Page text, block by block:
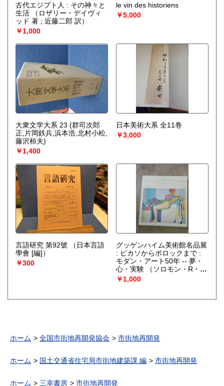
古代エジプト人 : その神々と
生活
（ロザリー・デイヴィ
ッド 著 ; 近藤二郎 訳）
￥1,000
le vin des historiens
￥5,000
大衆文学大系 23 (群司次郎
正,片岡鉄兵,浜本浩,北村小松,
藤沢桓夫)
￥1,400
日本美術大系 全11巻
￥3,000
言語研究 第92號
（日本言語
學會 [編]）
￥300
グッゲンハイム美術館名品展
: ピカソからポロックまで :
モダン・アート50年 -- 夢・
心・実験
（ソロモン・R・グ
ッゲンハイム美術館編）
￥1,000
ホーム 全国市街地再開発協会 市街地再開発
ホーム 国土交通省住宅局市街地建築課 編 市街地再開発
ホーム 三幸書房 市街地再開発